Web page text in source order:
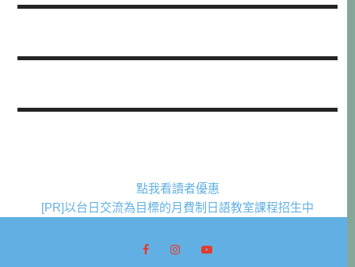
點我看讀者優惠
[PR]以台日交流為目標的月費制日語教室課程招生中